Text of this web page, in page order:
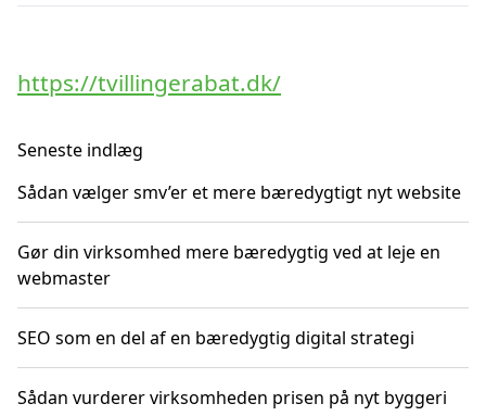
https://tvillingerabat.dk/
Seneste indlæg
Sådan vælger smv’er et mere bæredygtigt nyt website
Gør din virksomhed mere bæredygtig ved at leje en
webmaster
SEO som en del af en bæredygtig digital strategi
Sådan vurderer virksomheden prisen på nyt byggeri